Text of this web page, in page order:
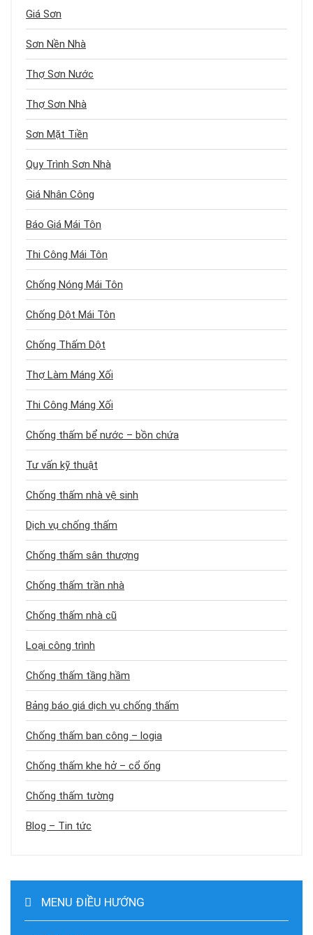
Giá Sơn
Sơn Nền Nhà
Thợ Sơn Nước
Thợ Sơn Nhà
Sơn Mặt Tiền
Quy Trình Sơn Nhà
Giá Nhân Công
Báo Giá Mái Tôn
Thi Công Mái Tôn
Chống Nóng Mái Tôn
Chống Dột Mái Tôn
Chống Thấm Dột
Thợ Làm Máng Xối
Thi Công Máng Xối
Chống thấm bể nước – bồn chứa
Tư vấn kỹ thuật
Chống thấm nhà vệ sinh
Dịch vụ chống thấm
Chống thấm sân thượng
Chống thấm trần nhà
Chống thấm nhà cũ
Loại công trình
Chống thấm tầng hầm
Bảng báo giá dịch vụ chống thấm
Chống thấm ban công – logia
Chống thấm khe hở – cổ ống
Chống thấm tường
Blog – Tin tức
MENU ĐIỀU HƯỚNG